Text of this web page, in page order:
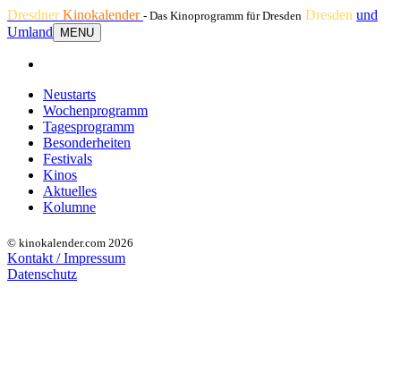
DresdnerKinokalender - Das Kinoprogramm für Dresden Dresden und
Umland
MENU
Neustarts
Wochenprogramm
Tagesprogramm
Besonderheiten
Festivals
Kinos
Aktuelles
Kolumne
© kinokalender.com 2026
Kontakt / Impressum
Datenschutz